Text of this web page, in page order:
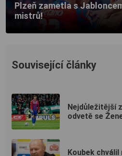
Plzeň zametla s
mistrů!
Související články
Nejdůležitější
odvetě se
Koubek